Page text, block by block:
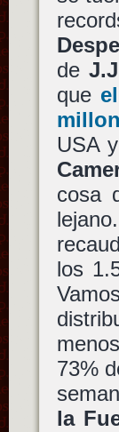
de
que
USA
cosa
los
73%
la